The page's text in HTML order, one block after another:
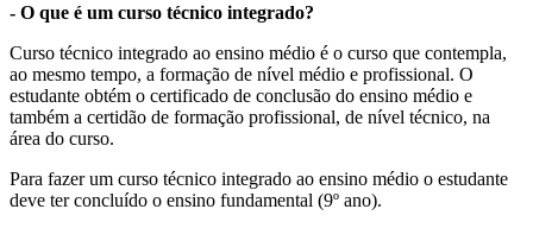
- O que é um curso técnico integrado?
Curso técnico integrado ao ensino médio é o curso que contempla,
ao mesmo tempo, a formação de nível médio e profissional. O
estudante obtém o certificado de conclusão do ensino médio e
também a certidão de formação profissional, de nível técnico, na
área do curso.
Para fazer um curso técnico integrado ao ensino médio o estudante
deve ter concluído o ensino fundamental (9º ano).